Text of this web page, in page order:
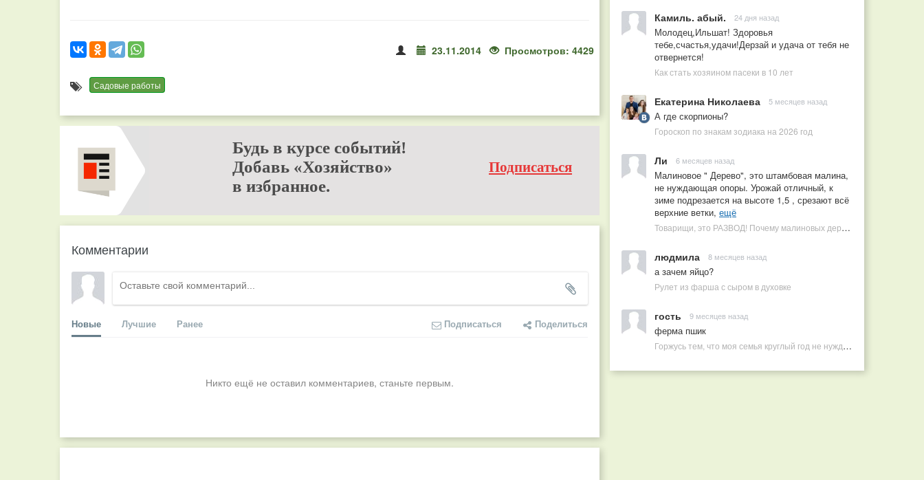
23.11.2014 Просмотров: 4429
Садовые работы
Будь в курсе событий!
Добавь «Хозяйство»
в избранное.
Подписаться
Комментарии
Новые Лучшие Ранее Подписаться Поделиться
Никто ещё не оставил комментариев, станьте первым.
Камиль. абый. 24 дня назад
Молодец,Ильшат! Здоровья
тебе,счастья,удачи!Дерзай и удача от тебя не
отвернется!
Как стать хозяином пасеки в 10 лет
Екатерина Николаева 5 месяцев назад
А где скорпионы?
Гороскоп по знакам зодиака на 2026 год
Ли 6 месяцев назад
Малиновое " Дерево", это штамбовая малина,
не нуждающая опоры. Урожай отличный, к
зиме подрезается на высоте 1,5 , срезают всё
верхние ветки, ещё
Товарищи, это РАЗВОД! Почему малиновых деревьев не бывает, или Как ушлые продавцы наживаются на мечтах садоводов
людмила 8 месяцев назад
а зачем яйцо?
Рулет из фарша с сыром в духовке
гость 9 месяцев назад
ферма пшик
Горжусь тем, что моя семья круглый год не нуждается в покупных витаминах